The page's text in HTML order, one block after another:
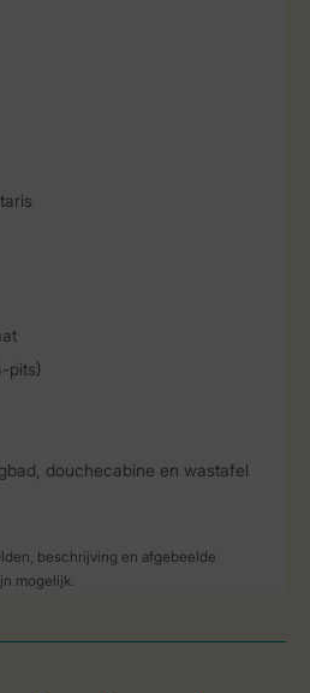
pits)
douchecabine en wastafel
beschrijving en afgebeelde
mogelijk.